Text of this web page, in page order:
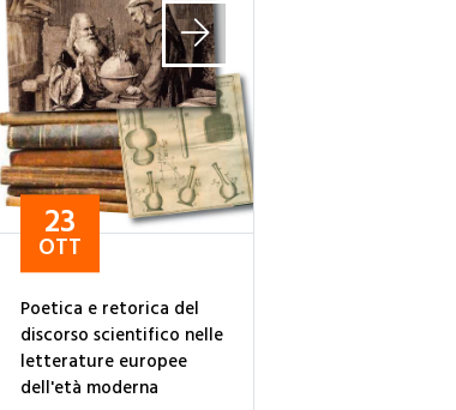
23
OTT
Poetica e retorica del
discorso scientifico nelle
letterature europee
dell'età moderna